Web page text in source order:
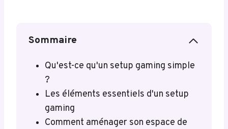
Sommaire
Qu'est-ce qu'un setup gaming simple
?
Les éléments essentiels d'un setup
gaming
Comment aménager son espace de